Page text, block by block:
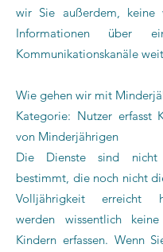
wir Sie außerdem, keine
Informationen über
Kommunikationskanäle
Wie gehen wir mit
Kategorie: Nutzer erfasst
von Minderjährigen
Die Dienste sind
bestimmt, die noch nicht
Volljährigkeit erreicht
werden wissentlich
Kindern erfassen. Wenn